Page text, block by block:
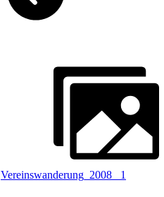
Vereinswanderung_2008 _1